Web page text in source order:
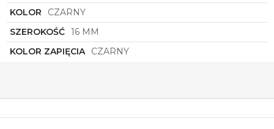
KOLOR
CZARNY
SZEROKOŚĆ 16 MM
KOLOR ZAPIĘCIA CZARNY